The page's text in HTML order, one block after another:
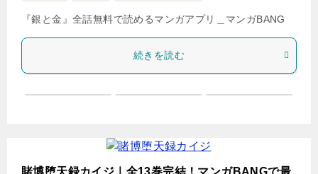
『銀と金』全話無料で読めるマンガアプリ＿マンガBANG
続きを読む
賭博堕天録カイジ｜全13巻完結！マンガBANGで最